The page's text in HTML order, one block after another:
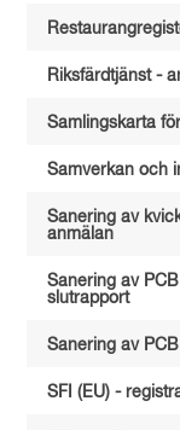
Riksfärdtjänst -
Samlingskarta
Samverkan och
Sanering av
anmälan
Sanering av
slutrapport
Sanering av
SFI (EU) -